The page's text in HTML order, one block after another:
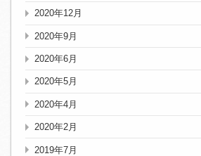
2020年12月
2020年9月
2020年6月
2020年5月
2020年4月
2020年2月
2019年7月